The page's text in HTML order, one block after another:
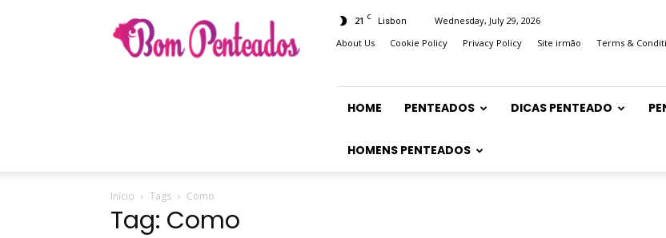
Penteados
21 C Lisbon
Wednesday, July 29, 2026
About Us
Cookie Policy Privacy Policy Site irmão Terms &
HOME PENTEADOS DICAS PENTEADO
HOMENS PENTEADOS
Início Tags Como
Tag: Como